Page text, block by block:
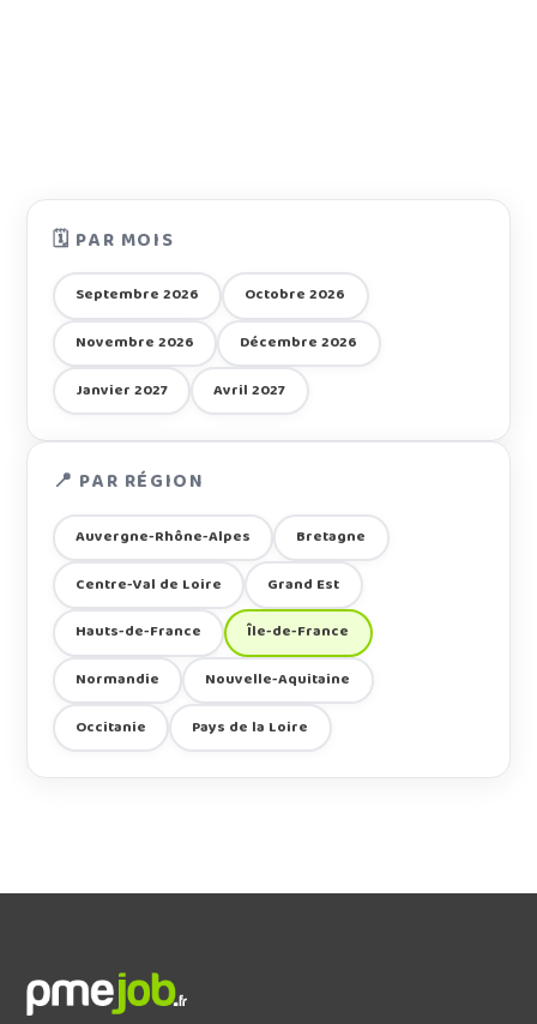
🗓️ PAR MOIS
Septembre 2026
Octobre 2026
Novembre 2026
Décembre 2026
Janvier 2027
Avril 2027
📍 PAR RÉGION
Auvergne-Rhône-Alpes
Bretagne
Centre-Val de Loire
Grand Est
Hauts-de-France
Île-de-France
Normandie
Nouvelle-Aquitaine
Occitanie
Pays de la Loire